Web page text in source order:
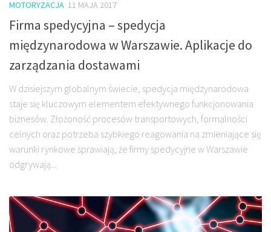
MOTORYZACJA 11 MAJA 2017
Firma spedycyjna – spedycja
międzynarodowa w Warszawie. Aplikacje do
zarządzania dostawami
W dzisiejszym globalnym świecie, spedycja międzynarodowa
staje się kluczowym elementem efektywnego funkcjonowania
biznesów. Złożoność procesów transportowych, formalności
celnych oraz potrzeba szybkiego reagowania na zmieniające się
warunki rynkowe sprawiają, że firmy spedycyjne w Warszawie
odgrywają...